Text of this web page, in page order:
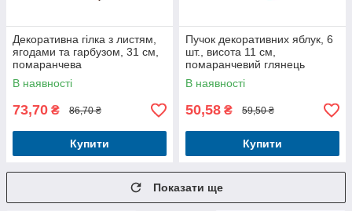
Декоративна гілка з листям,
ягодами та гарбузом, 31 см,
помаранчева
В наявності
73,70 ₴ 86,70 ₴
Купити
Пучок декоративних яблук, 6
шт., висота 11 см,
помаранчевий глянець
В наявності
50,58 ₴ 59,50 ₴
Купити
Показати ще